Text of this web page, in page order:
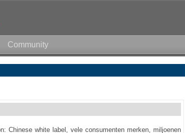
Community
Chinese white label, vele consumenten merken, miljoenen